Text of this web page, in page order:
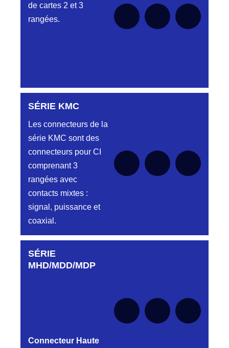
de cartes 2 et 3
rangées.
Aucune pièce disponible pour cette série pour
SÉRIE KMC
Les connecteurs de la
série KMC sont des
connecteurs pour CI
comprenant 3
rangées avec
contacts mixtes :
signal, puissance et
coaxial.
Aucune pièce disponible pour cette série pour
le moment
SÉRIE
MHD/MDD/MDP
Connecteur Haute